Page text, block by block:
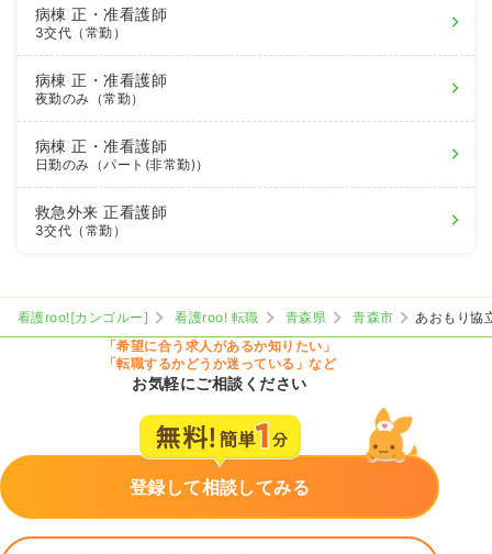
病棟正・准看護師
3交代（常勤）
病棟正・准看護師
夜勤のみ（常勤）
病棟正・准看護師
日勤のみ（パート(非常勤)）
救急外来正看護師
3交代（常勤）
看護roo![カンゴルー] 看護roo! 転職 青森県 青森市
あおもり協
「希望に合う求人があるか知りたい」
「転職するかどうか迷っている」など
お気軽にご相談ください
登録して相談してみる